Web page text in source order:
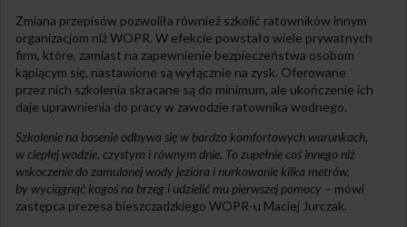
Zmiana przepisów pozwoliła również szkolić ratowników innym
organizacjom niż WOPR. W efekcie powstało wiele prywatnych
firm, które, zamiast na zapewnienie bezpieczeństwa osobom
kąpiącym się, nastawione są wyłącznie na zysk. Oferowane
przez nich szkolenia skracane są do minimum, ale ukończenie ich
daje uprawnienia do pracy w zawodzie ratownika wodnego.
Szkolenie na basenie odbywa się w bardzo komfortowych warunkach,
w ciepłej wodzie, czystym i równym dnie. To zupełnie coś innego niż
wskoczenie do zamulonej wody jeziora i nurkowanie kilka metrów,
by wyciągnąć kogoś na brzeg i udzielić mu pierwszej pomocy – mówi
zastępca prezesa bieszczadzkiego WOPR-u Maciej Jurczak.